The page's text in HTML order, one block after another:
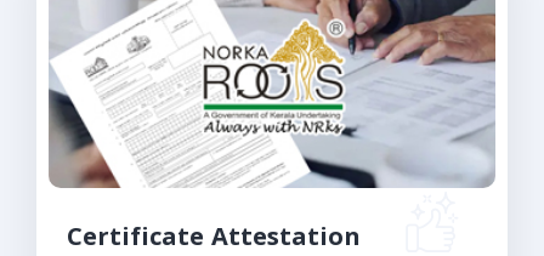
Certificate Attestation